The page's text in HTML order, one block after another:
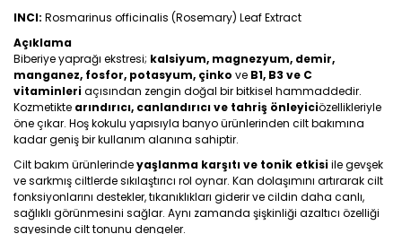
INCI: Rosmarinus officinalis (Rosemary) Leaf Extract
Açıklama
Biberiye yaprağı ekstresi; kalsiyum, magnezyum, demir,
manganez, fosfor, potasyum, çinko ve B1, B3 ve C
vitaminleriaçısından zengin doğal bir bitkisel hammaddedir.
Kozmetikte arındırıcı, canlandırıcı ve tahriş önleyiciözellikleriyle
öne çıkar. Hoş kokulu yapısıyla banyo ürünlerinden cilt bakımına
kadar geniş bir kullanım alanına sahiptir.
Cilt bakım ürünlerindeyaşlanma karşıtı ve tonik etkisiile gevşek
ve sarkmış ciltlerde sıkılaştırıcı rol oynar. Kan dolaşımını artırarak cilt
fonksiyonlarını destekler, tıkanıklıkları giderir ve cildin daha canlı,
sağlıklı görünmesini sağlar. Aynı zamanda şişkinliği azaltıcı özelliği
sayesinde cilt tonunu dengeler.